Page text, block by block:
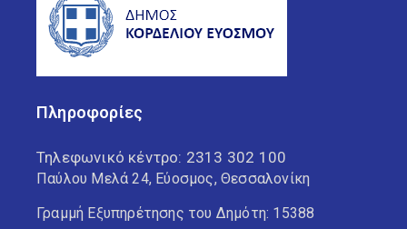
Πληροφορίες
Τηλεφωνικό κέντρο: 2313 302 100
Παύλου Μελά 24, Εύοσμος, Θεσσαλονίκη
Γραμμή Εξυπηρέτησης του Δημότη: 15388